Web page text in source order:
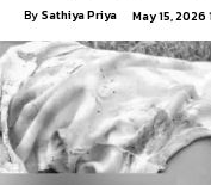
By Sathiya Priya May 15, 2026